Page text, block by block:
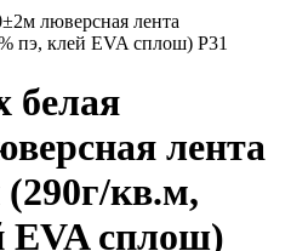
люверсная лента
пэ, клей EVA сплош) Р31
белая
лента
(290г/кв.м,
EVA сплош)